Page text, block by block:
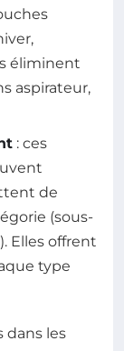
éliminent
aspirateur,
: ces
de
(sous-
Elles offrent
type
dans les